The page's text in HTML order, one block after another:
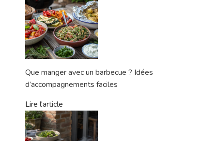
Que manger avec un barbecue ? Idées
d’accompagnements faciles
Lire l'article